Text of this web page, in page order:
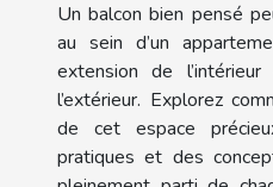
Un balcon bien pensé
au sein d’un
extension de
l’extérieur. Explorez
de cet espace
pratiques et des